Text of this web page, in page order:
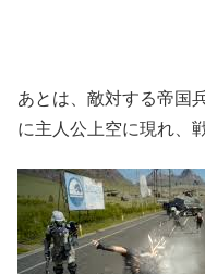
あとは、敵対する帝国
に主人公上空に現れ、